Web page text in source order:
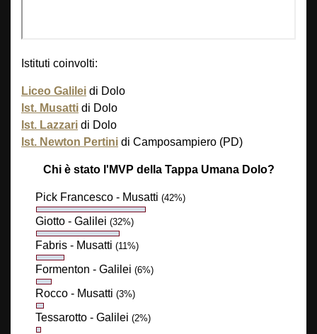
Istituti coinvolti:
Liceo Galilei di Dolo
Ist. Musatti di Dolo
Ist. Lazzari di Dolo
Ist. Newton Pertini di Camposampiero (PD)
Chi è stato l'MVP della Tappa Umana Dolo?
Pick Francesco - Musatti (42%)
Giotto - Galilei (32%)
Fabris - Musatti (11%)
Formenton - Galilei (6%)
Rocco - Musatti (3%)
Tessarotto - Galilei (2%)